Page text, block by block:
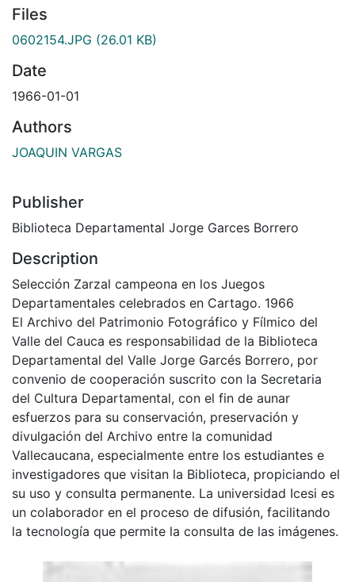
Files
0602154.JPG (26.01 KB)
Date
1966-01-01
Authors
JOAQUIN VARGAS
Publisher
Biblioteca Departamental Jorge Garces Borrero
Description
Selección Zarzal campeona en los Juegos
Departamentales celebrados en Cartago. 1966
El Archivo del Patrimonio Fotográfico y Fílmico del
Valle del Cauca es responsabilidad de la Biblioteca
Departamental del Valle Jorge Garcés Borrero, por
convenio de cooperación suscrito con la Secretaria
del Cultura Departamental, con el fin de aunar
esfuerzos para su conservación, preservación y
divulgación del Archivo entre la comunidad
Vallecaucana, especialmente entre los estudiantes e
investigadores que visitan la Biblioteca, propiciando el
su uso y consulta permanente. La universidad Icesi es
un colaborador en el proceso de difusión, facilitando
la tecnología que permite la consulta de las imágenes.